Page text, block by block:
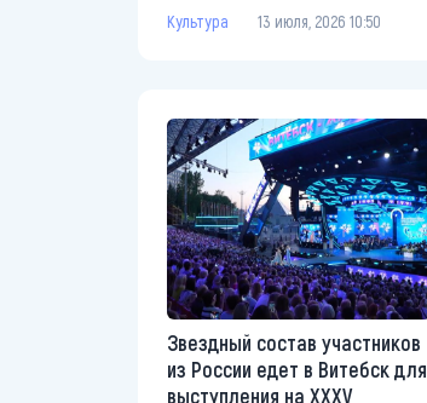
Культура 13 июля, 2026 10:50
Звездный состав участников
из России едет в Витебск для
выступления на XXXV